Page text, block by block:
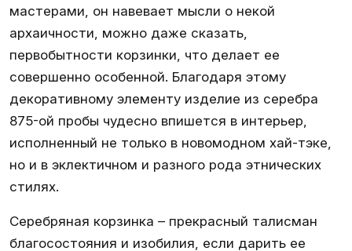
мастерами, он навевает мысли о некой
архаичности, можно даже сказать,
первобытности корзинки, что делает ее
совершенно особенной. Благодаря этому
декоративному элементу изделие из серебра
875-ой пробы чудесно впишется в интерьер,
исполненный не только в новомодном хай-тэке,
но и в эклектичном и разного рода этнических
стилях.
Серебряная корзинка – прекрасный талисман
благосостояния и изобилия, если дарить ее